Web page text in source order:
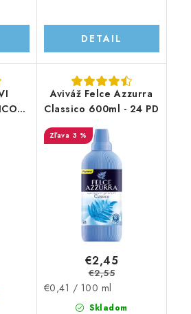
DETAIL
do
Aviváž Felce Azzurra
Classico 600ml - 24 PD
3 %
Skladom
€2,45
€2,55
Jednotková
€0,41 / 100 ml